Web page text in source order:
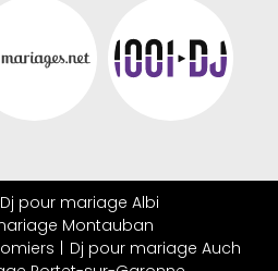
Dj pour mariage Albi
Montauban
Dj pour mariage Auch